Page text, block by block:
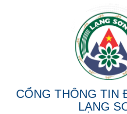
CỔNG THÔNG TIN
LẠNG